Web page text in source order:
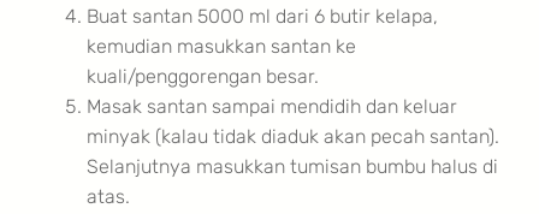
Buat santan 5000 ml dari 6 butir kelapa,
kemudian masukkan santan ke
kuali/penggorengan besar.
Masak santan sampai mendidih dan keluar
minyak (kalau tidak diaduk akan pecah santan).
Selanjutnya masukkan tumisan bumbu halus di
atas.